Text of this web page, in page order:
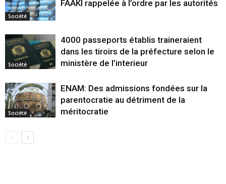
Société
FAAKI rappelée à l’ordre par les autorités
Société
4000 passeports établis traineraient
dans les tiroirs de la préfecture selon le
ministère de l’interieur
Société
ENAM: Des admissions fondées sur la
parentocratie au détriment de la
méritocratie